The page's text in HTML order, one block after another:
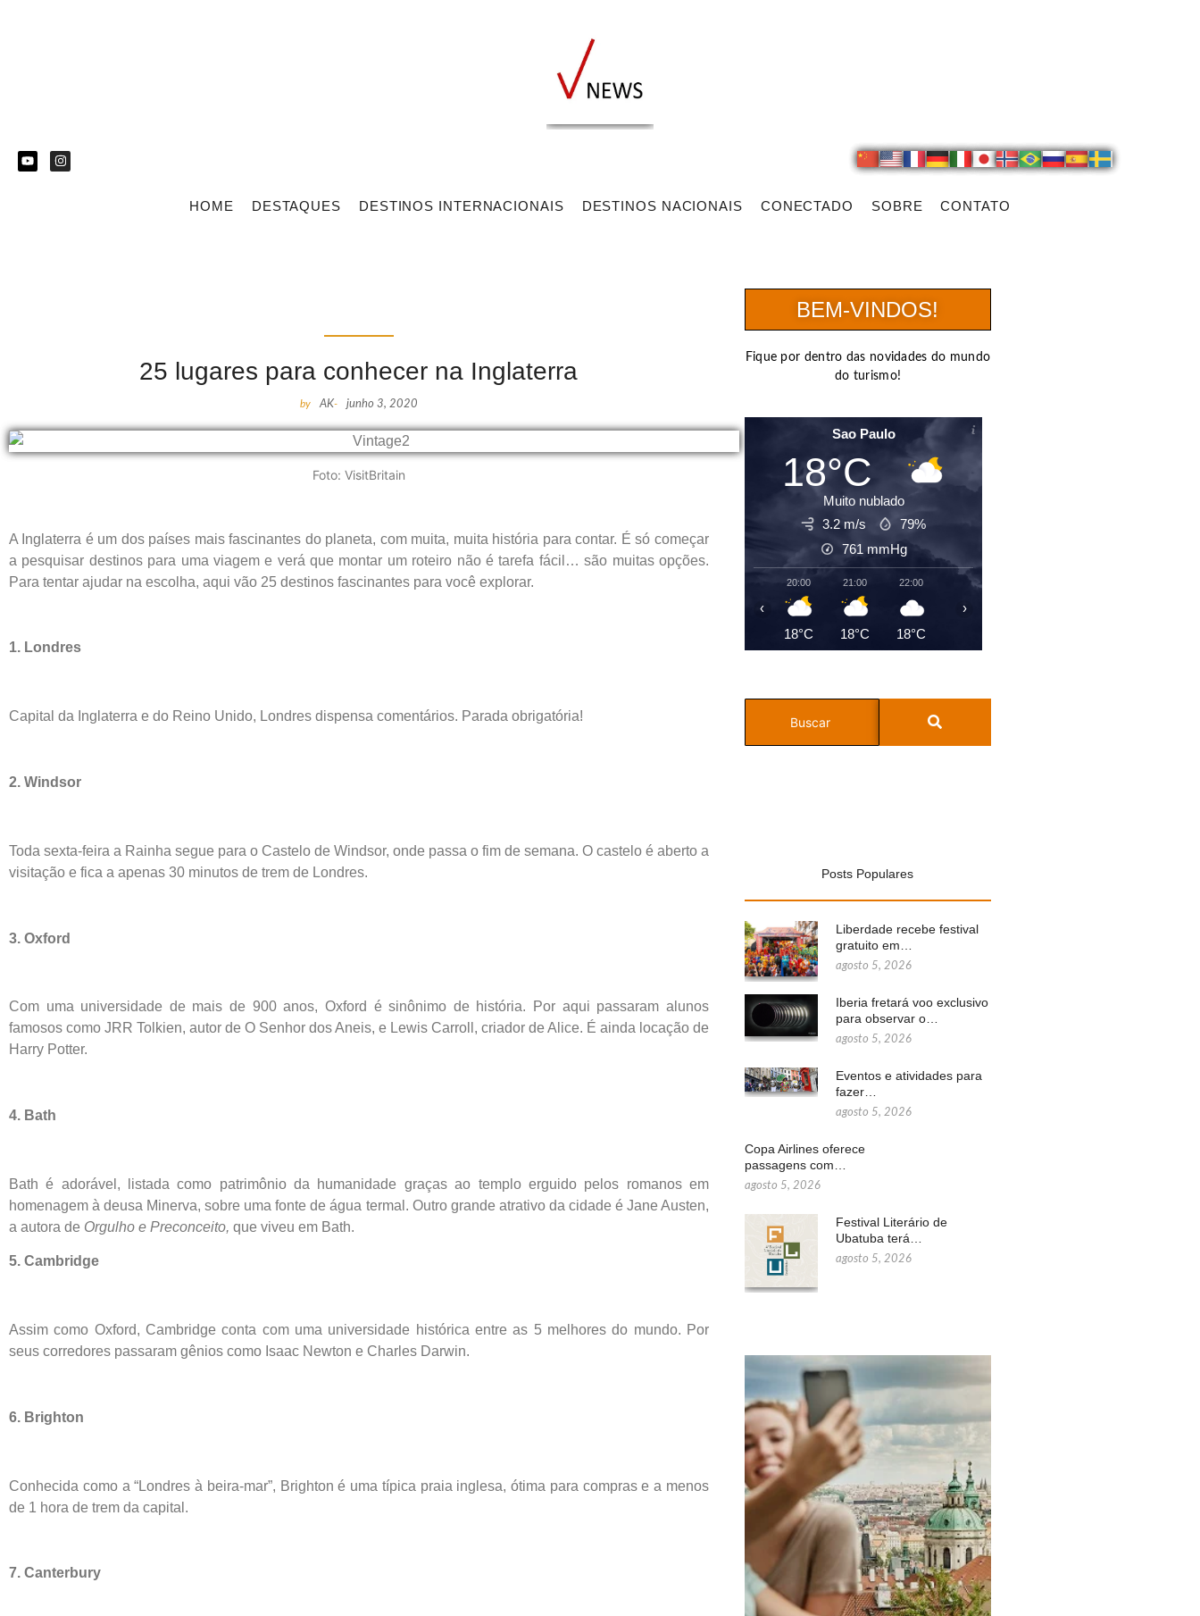
HOME DESTAQUES DESTINOS INTERNACIONAIS DESTINOS NACIONAIS CONECTADO SOBRE CONTATO
25 lugares para conhecer na Inglaterra
by AK- junho 3, 2020
Foto: VisitBritain
A Inglaterra é um dos países mais fascinantes do planeta, com muita, muita história para contar. É só começar
a pesquisar destinos para uma viagem e verá que montar um roteiro não é tarefa fácil… são muitas opções.
Para tentar ajudar na escolha, aqui vão 25 destinos fascinantes para você explorar.
1. Londres
Capital da Inglaterra e do Reino Unido, Londres dispensa comentários. Parada obrigatória!
2. Windsor
Toda sexta-feira a Rainha segue para o Castelo de Windsor, onde passa o fim de semana. O castelo é aberto a
visitação e fica a apenas 30 minutos de trem de Londres.
3. Oxford
Com uma universidade de mais de 900 anos, Oxford é sinônimo de história. Por aqui passaram alunos
famosos como JRR Tolkien, autor de O Senhor dos Aneis, e Lewis Carroll, criador de Alice. É ainda locação de
Harry Potter.
4. Bath
Bath é adorável, listada como patrimônio da humanidade graças ao templo erguido pelos romanos em
homenagem à deusa Minerva, sobre uma fonte de água termal. Outro grande atrativo da cidade é Jane Austen,
a autora de Orgulho e Preconceito, que viveu em Bath.
5. Cambridge
Assim como Oxford, Cambridge conta com uma universidade histórica entre as 5 melhores do mundo. Por
seus corredores passaram gênios como Isaac Newton e Charles Darwin.
6. Brighton
Conhecida como a “Londres à beira-mar”, Brighton é uma típica praia inglesa, ótima para compras e a menos
de 1 hora de trem da capital.
7. Canterbury
BEM-VINDOS!
Fique por dentro das novidades do mundo
do turismo!
Sao Paulo
18°C
Muito nublado
3.2 m/s
79%
761 mmHg
20:00
18°C
21:00
18°C
22:00
18°C
23:00
‹ ›
Posts Populares
Liberdade recebe festival
gratuito em…
agosto 5, 2026
Iberia fretará voo exclusivo
para observar o…
agosto 5, 2026
Eventos e atividades para
fazer…
agosto 5, 2026
Copa Airlines oferece
passagens com…
agosto 5, 2026
Festival Literário de
Ubatuba terá…
agosto 5, 2026